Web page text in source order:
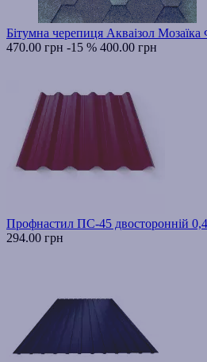
Бітумна черепиця Акваізол Мозаїка
470.00 грн -15 % 400.00 грн
Профнастил ПС-45 двосторонній
294.00 грн